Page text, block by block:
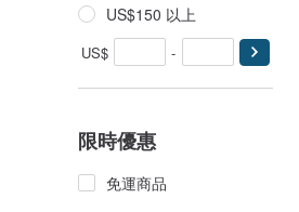
US$150 以上
US$ -
限時優惠
免運商品